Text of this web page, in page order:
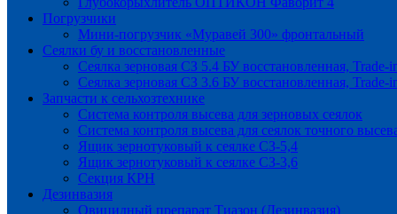
Погрузчики
Мини-погрузчик «Муравей 300» фронтальный
Сеялки бу и восстановленные
Сеялка зерновая СЗ 5.4 БУ восстановленная, Trade-
Сеялка зерновая СЗ 3.6 БУ восстановленная, Trade-
Запчасти к сельхозтехнике
Система контроля высева для зерновых сеялок
Система контроля высева для сеялок точного
Ящик зернотуковый к сеялке СЗ-5,4
Ящик зернотуковый к сеялке СЗ-3,6
Секция КРН
Дезинвазия
Овицидный препарат Тиазон (Дезинвазия)